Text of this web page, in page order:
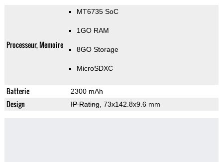
Processeur, Memoire
MT6735 SoC
1GO RAM
8GO Storage
MicroSDXC
Batterie 2300 mAh
Design IP Rating, 73x142.8x9.6 mm